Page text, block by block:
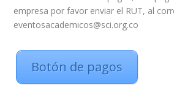
empresa por favor enviar el RUT, al
eventosacademicos@sci.org.co
Botón de pagos